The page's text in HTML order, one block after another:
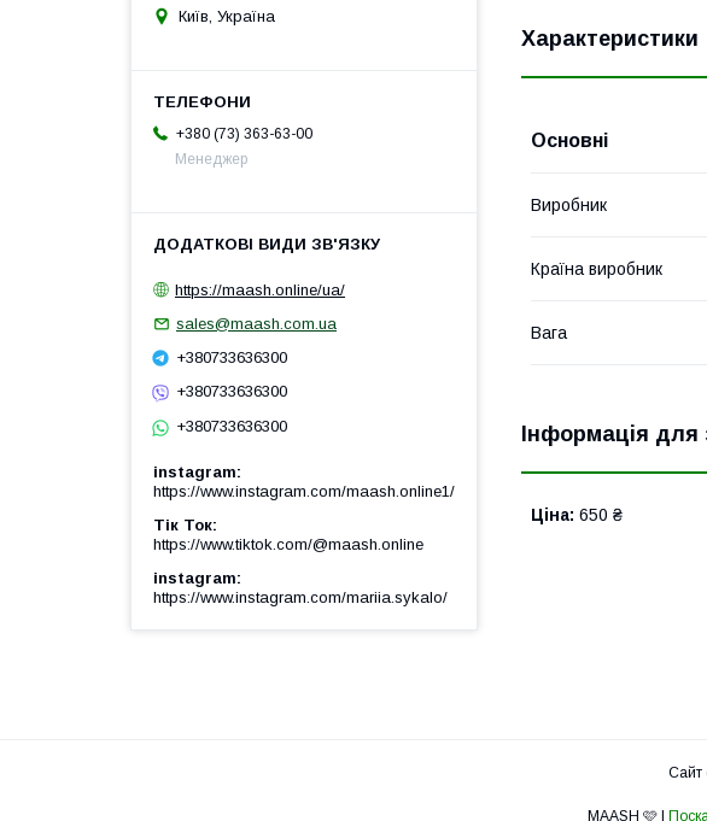
Характеристики
Основні
Виробник
Країна виробник
Вага
Інформація для
Ціна: 650 ₴
Київ, Україна
+380 (73) 363-63-00
Менеджер
https://maash.online/ua/
sales@maash.com.ua
+380733636300
+380733636300
+380733636300
instagram
https://www.instagram.com/maash.online1/
Тік Ток
https://www.tiktok.com/@maash.online
instagram
https://www.instagram.com/mariia.sykalo/
Сайт
MAASH 🩷 |